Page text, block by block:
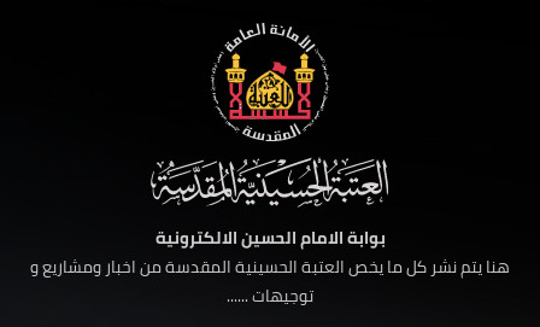
بوابة الامام الحسين الالكترونية
هنا يتم نشر كل ما يخص العتبة الحسينية المقدسة من اخبار ومشاريع و
توجيهات ......